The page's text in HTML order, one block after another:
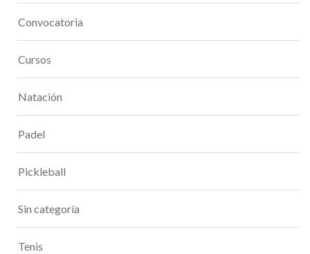
Convocatoria
Cursos
Natación
Padel
Pickleball
Sin categoría
Tenis